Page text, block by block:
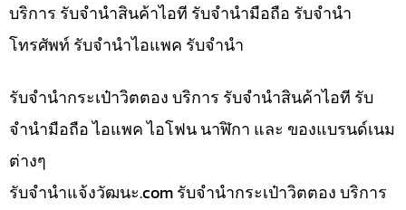
บริการ รับจำนำสินค้าไอที รับจำนำมือถือ รับจำนำ
โทรศัพท์ รับจำนำไอแพค รับจำนำ
รับจำนำกระเป๋าวิตตอง บริการ รับจำนำสินค้าไอที รับ
จำนำมือถือ ไอแพค ไอโฟน นาฬิกา และ ของแบรนด์เนม
ต่างๆ
รับจํานําแจ้งวัฒนะ.com รับจำนำกระเป๋าวิตตอง บริการ